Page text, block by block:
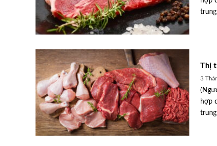
Thị
3
hợp